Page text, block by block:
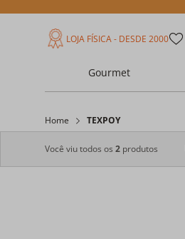
LOJA FÍSICA - DESDE 2000
Gourmet
Home TEXPOY
Você viu todos os 2 produtos